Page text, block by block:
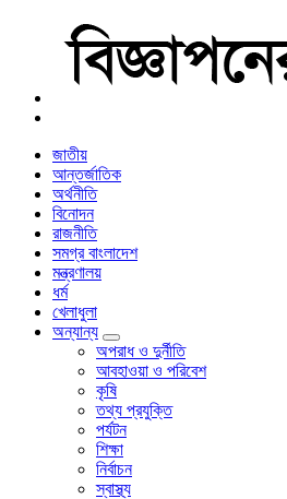
বাংলা নিউজ পেপার
জাতীয়
আন্তর্জাতিক
অর্থনীতি
বিনোদন
রাজনীতি
সমগ্র বাংলাদেশ
মন্ত্রণালয়
ধর্ম
খেলাধুলা
অন্যান্য
অপরাধ ও দুর্নীতি
আবহাওয়া ও পরিবেশ
কৃষি
তথ্য প্রযুক্তি
পর্যটন
শিক্ষা
নির্বাচন
স্বাস্থ্য